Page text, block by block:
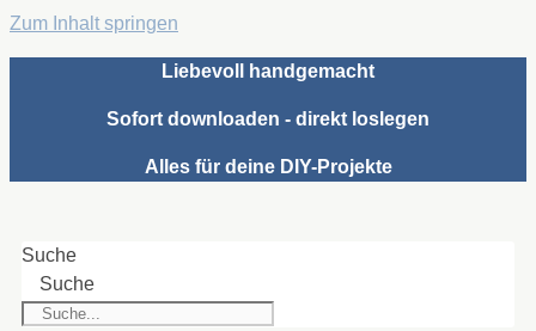
Zum Inhalt springen
Liebevoll handgemacht
Sofort downloaden - direkt loslegen
Alles für deine DIY-Projekte
Suche
Suche